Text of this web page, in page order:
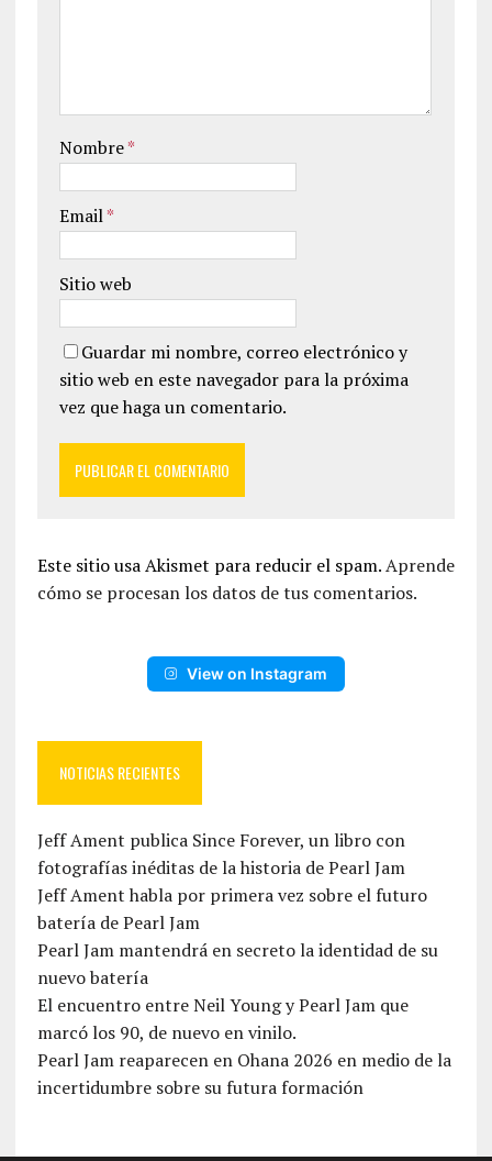
Nombre*
Email*
Sitio web
Guardar mi nombre, correo electrónico y
sitio web en este navegador para la próxima
vez que haga un comentario.
Este sitio usa Akismet para reducir el spam.Aprende
cómo se procesan los datos de tus comentarios.
View on Instagram
NOTICIAS RECIENTES
Jeff Ament publica Since Forever, un libro con
fotografías inéditas de la historia de Pearl Jam
Jeff Ament habla por primera vez sobre el futuro
batería de Pearl Jam
Pearl Jam mantendrá en secreto la identidad de su
nuevo batería
El encuentro entre Neil Young y Pearl Jam que
marcó los 90, de nuevo en vinilo.
Pearl Jam reaparecen en Ohana 2026 en medio de la
incertidumbre sobre su futura formación